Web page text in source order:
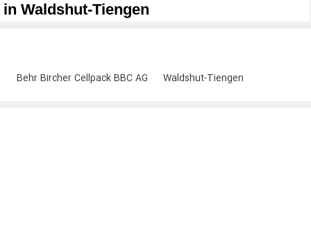
in Waldshut-Tiengen
Behr Bircher Cellpack BBC AG Waldshut-Tiengen